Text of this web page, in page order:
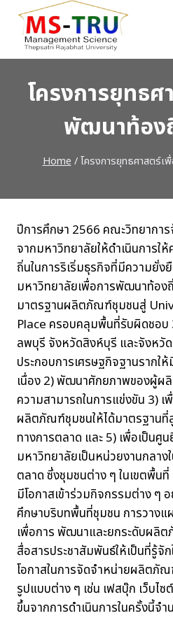
content
โครงการยุทธศ
พัฒนาท้อง
Home / โครงการยุทธศาสตร์
ปีการศึกษา 2566 คณะวิทยากา
จากมหาวิทยาลัยให้ดำเนินการใ
ถิ่นในการริเริ่มธุรกิจที่มีความยั่ง
มหาวิทยาลัยเพื่อการพัฒนาท้อง
มาตรฐานผลิตภัณฑ์ชุมชนสู่
Place ครอบคลุมพื้นที่รับผิดชอบ
ลพบุรี จังหวัดสิงห์บุรี และจังหวั
ประกอบการเศรษฐกิจฐานรากใ
เนื่อง 2) พัฒนาศักยภาพของผู้ผ
ความสามารถในการแข่งขัน 3)
ผลิตภัณฑ์ชุมชนให้ได้มาตรฐานที่
ทางการตลาด และ 5) เพื่อเป็นศู
มหาวิทยาลัยเป็นหน่วยงานกลาง
ตลาด ซึ่งชุมชนต่าง ๆ ในเขตพื้น
มีโอกาสเข้าร่วมกิจกรรมต่าง ๆ
ศึกษาบริบทพื้นที่ชุมชน การวาง
เพื่อการ พัฒนาและยกระดับผลิ
สื่อสารประชาสัมพันธ์ให้เป็นที่รู้จั
โอกาสในการจัดจำหน่ายผลิตภั
รูปแบบต่าง ๆ เช่น เฟสบุ๊ก เว็บไ
ขึ้นจากการดำเนินการในครั้งนี้